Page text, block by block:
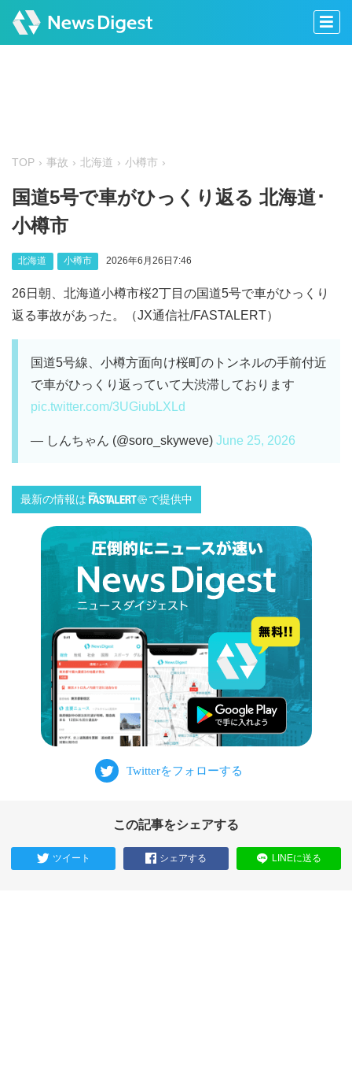
TOP 事故 北海道 小樽市
国道5号で車がひっくり返る 北海道･
小樽市
北海道 小樽市 2026年6月26日7:46
26日朝、北海道小樽市桜2丁目の国道5号で車がひっくり
返る事故があった。（JX通信社/FASTALERT）
国道5号線、小樽方面向け桜町のトンネルの手前付近
で車がひっくり返っていて大渋滞しております
pic.twitter.com/3UGiubLXLd
— しんちゃん (@soro_skyweve) June 25, 2026
最新の情報は で提供中
この記事をシェアする
ツイート シェアする LINEに送る